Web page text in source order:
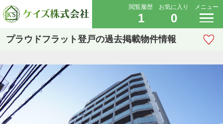
閲覧履歴
1
お気に入り
0
メニュー
プラウドフラット登戸の過去掲載物件情報